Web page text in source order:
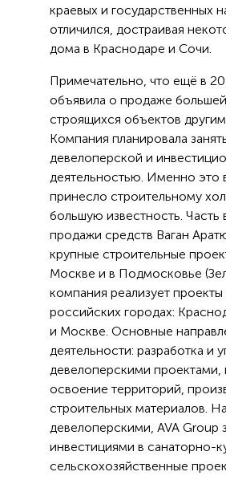
краевых и государственных
отличился, достраивая
дома в Краснодаре и Сочи.
Примечательно, что ещё в
объявила о продаже
строящихся объектов
Компания планировала
девелоперской и
деятельностью. Именно это
принесло строительному
большую известность. Часть
продажи средств Ваган
крупные строительные
Москве и в Подмосковье
компания реализует проекты
российских городах:
и Москве. Основные
деятельности: разработка и
девелоперскими
освоение территорий,
строительных материалов.
девелоперскими, AVA Group
инвестициями в санаторно-
сельскохозяйственные